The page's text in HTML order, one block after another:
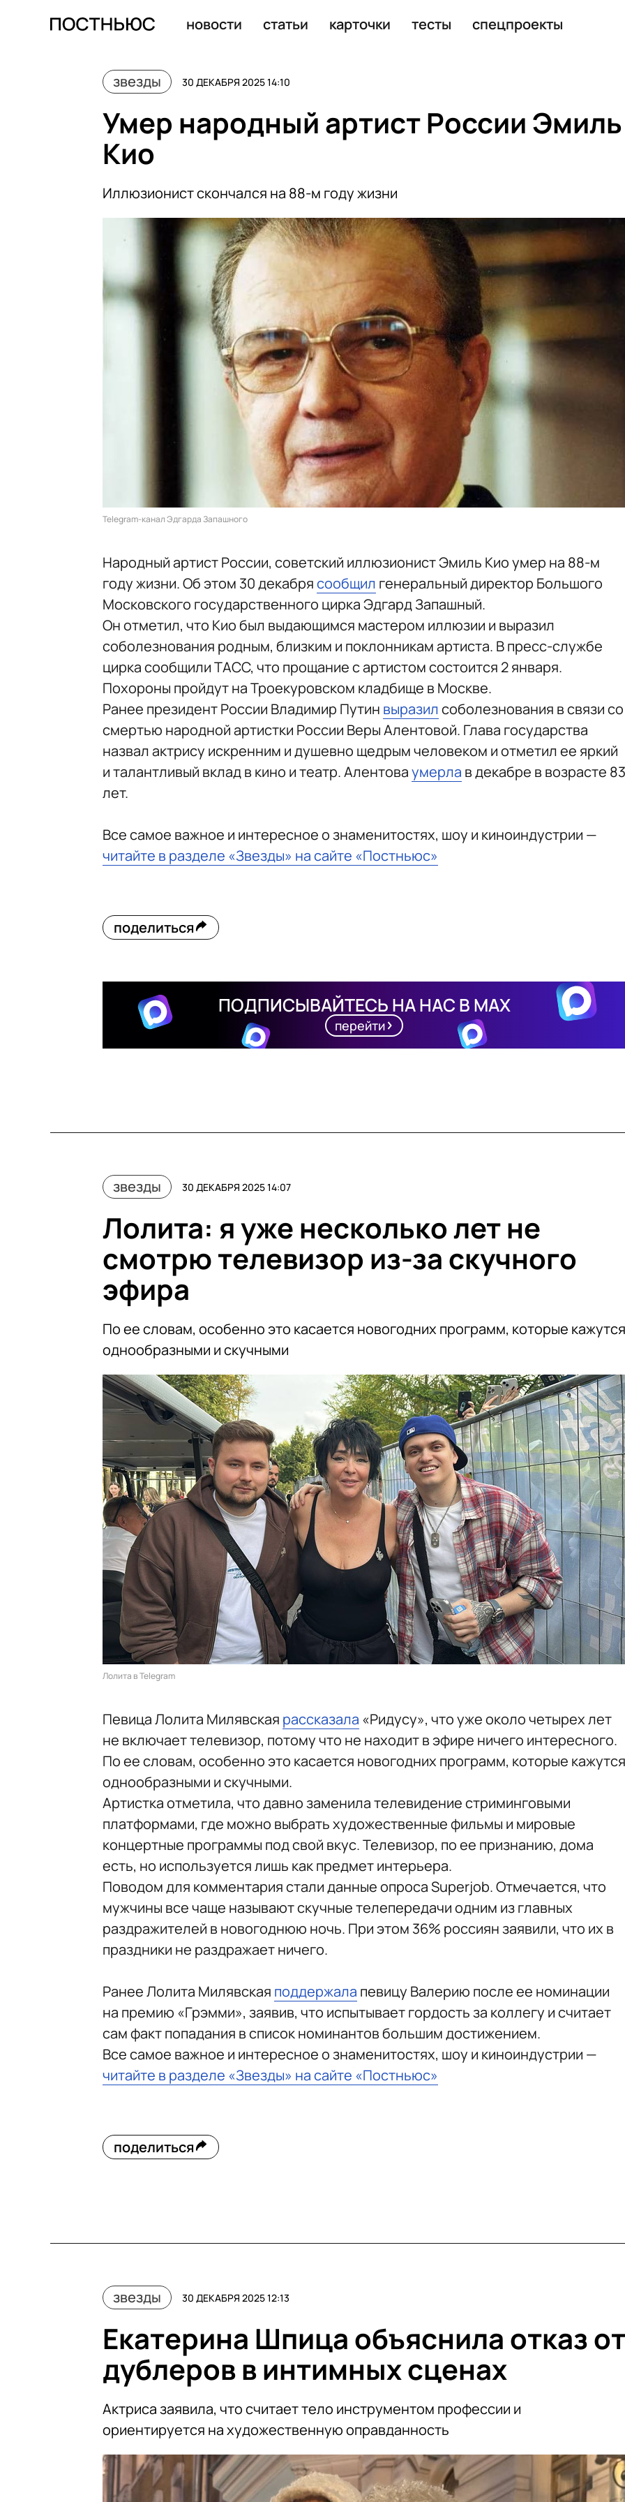
новости статьи карточки тесты спецпроекты
звезды 30 ДЕКАБРЯ 2025 14:10
Умер народный артист России Эмиль
Кио
Иллюзионист скончался на 88-м году жизни
Telegram-канал Эдгарда Запашного
Народный артист России, советский иллюзионист Эмиль Кио умер на 88-м
году жизни. Об этом 30 декабрясообщил генеральный директор Большого
Московского государственного цирка Эдгард Запашный.
Он отметил, что Кио был выдающимся мастером иллюзии и выразил
соболезнования родным, близким и поклонникам артиста. В пресс-службе
цирка сообщили ТАСС, что прощание с артистом состоится 2 января.
Похороны пройдут на Троекуровском кладбище в Москве.
Ранее президент России Владимир Путин выразилсоболезнования в связи со
смертью народной артистки России Веры Алентовой. Глава государства
назвал актрису искренним и душевно щедрым человеком и отметил ее яркий
и талантливый вклад в кино и театр. Алентоваумерла в декабре в возрасте 83
лет.
Все самое важное и интересное о знаменитостях, шоу и киноиндустрии —
читайте в разделе «Звезды» на сайте «Постньюс»
поделиться
ПОДПИСЫВАЙТЕСЬ НА НАС В MAX
перейти
звезды 30 ДЕКАБРЯ 2025 14:07
Лолита: я уже несколько лет не
смотрю телевизор из-за скучного
эфира
По ее словам, особенно это касается новогодних программ, которые кажутся
однообразными и скучными
Лолита в Telegram
Певица Лолита Милявская рассказала «Ридусу», что уже около четырех лет
не включает телевизор, потому что не находит в эфире ничего интересного.
По ее словам, особенно это касается новогодних программ, которые кажутся
однообразными и скучными.
Артистка отметила, что давно заменила телевидение стриминговыми
платформами, где можно выбрать художественные фильмы и мировые
концертные программы под свой вкус. Телевизор, по ее признанию, дома
есть, но используется лишь как предмет интерьера.
Поводом для комментария стали данные опроса Superjob. Отмечается, что
мужчины все чаще называют скучные телепередачи одним из главных
раздражителей в новогоднюю ночь. При этом 36% россиян заявили, что их в
праздники не раздражает ничего.
Ранее Лолита Милявская поддержала певицу Валерию после ее номинации
на премию «Грэмми», заявив, что испытывает гордость за коллегу и считает
сам факт попадания в список номинантов большим достижением.
Все самое важное и интересное о знаменитостях, шоу и киноиндустрии —
читайте в разделе «Звезды» на сайте «Постньюс»
поделиться
звезды 30 ДЕКАБРЯ 2025 12:13
Екатерина Шпица объяснила отказ от
дублеров в интимных сценах
Актриса заявила, что считает тело инструментом профессии и
ориентируется на художественную оправданность